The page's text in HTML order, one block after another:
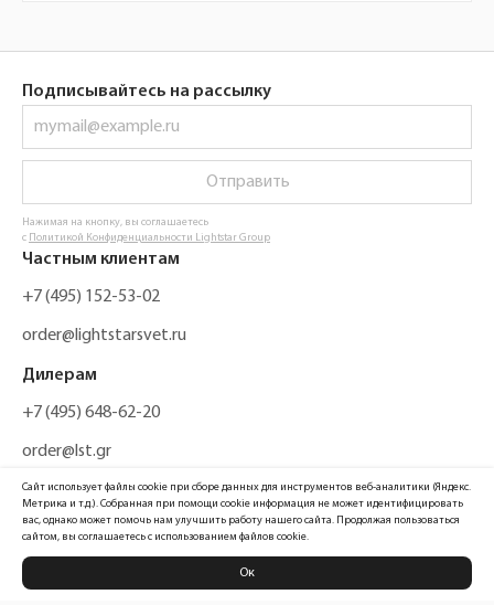
Подписывайтесь на рассылку
Отправить
Нажимая на кнопку, вы соглашаетесь
с Политикой Конфиденциальности Lightstar Group
Частным клиентам
+7 (495) 152-53-02
order@lightstarsvet.ru
Дилерам
+7 (495) 648-62-20
order@lst.gr
Политика конфиденциальности
Сайт использует файлы cookie при сборе данных для инструментов веб-аналитики (Яндекс.
Метрика и т.д.). Собранная при помощи cookie информация не может идентифицировать
вас, однако может помочь нам улучшить работу нашего сайта. Продолжая пользоваться
сайтом, вы соглашаетесь с использованием файлов cookie.
Ок